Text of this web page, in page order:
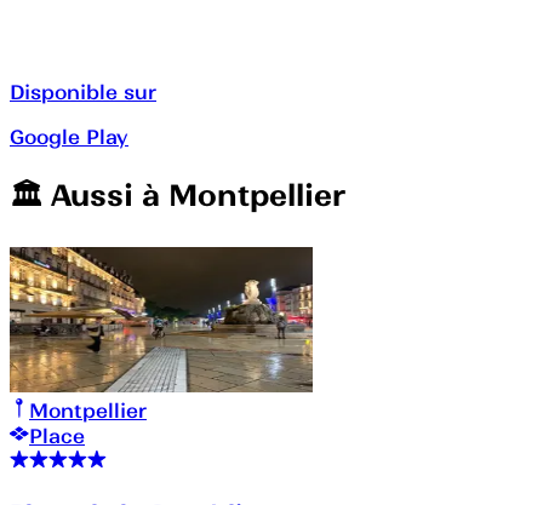
Disponible sur
Google Play
🏛️️ Aussi à Montpellier
Montpellier
Place